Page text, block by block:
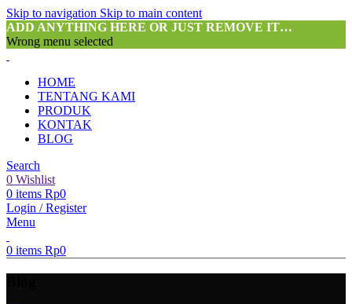
Skip to navigation Skip to main content
ADD ANYTHING HERE OR JUST REMOVE IT…
Wrong menu selected
HOME
TENTANG KAMI
PRODUK
KONTAK
BLOG
Search
0 Wishlist
0 items Rp0
Login / Register
Menu
0 items Rp0